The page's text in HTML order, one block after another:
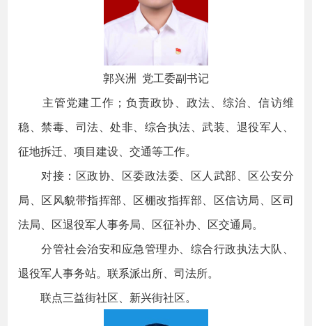
郭兴洲 党工委副书记
主管党建工作；负责政协、政法、综治、信访维
稳、禁毒、司法、处非、综合执法、武装、退役军人、
征地拆迁、项目建设、交通等工作。
对接：区政协、区委政法委、区人武部、区公安分
局、区风貌带指挥部、区棚改指挥部、区信访局、区司
法局、区退役军人事务局、区征补办、区交通局。
分管社会治安和应急管理办、综合行政执法大队、
退役军人事务站。联系派出所、司法所。
联点三益街社区、新兴街社区。